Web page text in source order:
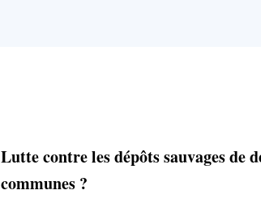
Lutte contre les dépôts sauvages de
communes ?